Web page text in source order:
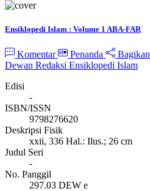
Ensiklopedi Islam : Volume 1 ABA-FAR
Komentar Penanda
Bagikan
Dewan Redaksi Ensiklopedi Islam
Edisi
-
ISBN/ISSN
9798276620
Deskripsi Fisik
xxii, 336 Hal.: Ilus.; 26 cm
Judul Seri
-
No. Panggil
297.03 DEW e